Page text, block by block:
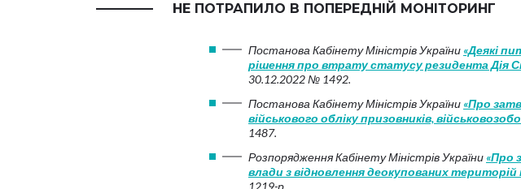
НЕ ПОТРАПИЛО В ПОПЕРЕДНІЙ МОНІТОРИНГ
Постанова Кабінету Міністрів України «Деякі
рішення про втрату статусу резидента Дія
30.12.2022 № 1492.
Постанова Кабінету Міністрів України «Про
військового обліку призовників,
1487.
Розпорядження Кабінету Міністрів України «Про
влади з відновлення деокупованих
1219-р.